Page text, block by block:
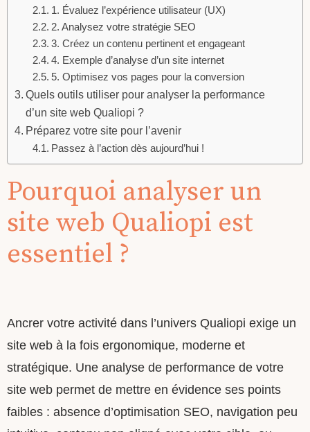
1. Évaluez l’expérience utilisateur (UX)
2. Analysez votre stratégie SEO
3. Créez un contenu pertinent et engageant
4. Exemple d’analyse d’un site internet
5. Optimisez vos pages pour la conversion
Quels outils utiliser pour analyser la performance
d’un site web Qualiopi ?
Préparez votre site pour l’avenir
Passez à l’action dès aujourd’hui !
Pourquoi analyser un
site web Qualiopi est
essentiel ?
Ancrer votre activité dans l’univers Qualiopi exige un
site web à la fois ergonomique, moderne et
stratégique. Une analyse de performance de votre
site web permet de mettre en évidence ses points
faibles : absence d’optimisation SEO, navigation peu